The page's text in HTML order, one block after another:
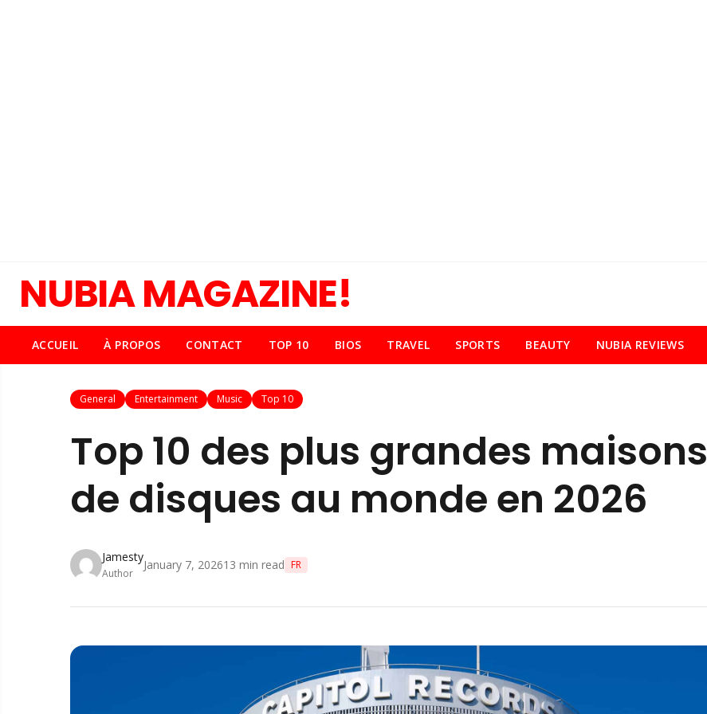
NUBIA MAGAZINE!
ACCUEIL À PROPOS CONTACT TOP 10 BIOS TRAVEL SPORTS BEAUTY NUBIA REVIEWS
General Entertainment Music Top 10
Top 10 des plus grandes maisons
de disques au monde en 2026
Jamesty
Author
January 7, 202613 min read FR